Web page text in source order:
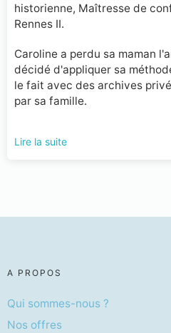
historienne, Maîtresse de
Rennes II.
Caroline a perdu sa maman
décidé d'appliquer sa
le fait avec des archives
par sa famille.
Lire la suite
A PROPOS
Qui sommes-nous ?
Nos offres